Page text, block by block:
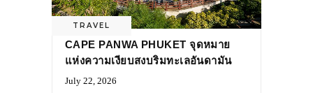
TRAVEL
CAPE PANWA PHUKET จุดหมาย
แห่งความเงียบสงบริมทะเลอันดามัน
July 22, 2026